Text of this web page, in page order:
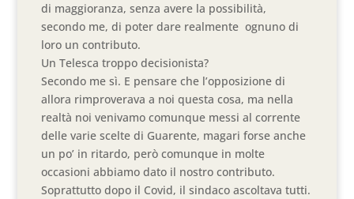
di maggioranza, senza avere la possibilità,
secondo me, di poter dare realmente ognuno di
loro un contributo.
Un Telesca troppo decisionista?
Secondo me sì. E pensare che l’opposizione di
allora rimproverava a noi questa cosa, ma nella
realtà noi venivamo comunque messi al corrente
delle varie scelte di Guarente, magari forse anche
un po’ in ritardo, però comunque in molte
occasioni abbiamo dato il nostro contributo.
Soprattutto dopo il Covid, il sindaco ascoltava tutti.